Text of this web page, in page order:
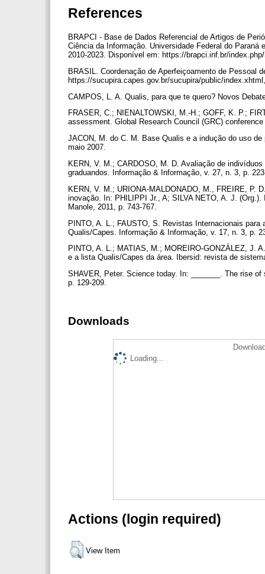
References
BRAPCI - Base de Dados Referencial de Artigos de
Ciência da Informação. Universidade Federal do
2010-2023. Disponível em: https://brapci.inf.br/
BRASIL. Coordenação de Aperfeiçoamento de
https://sucupira.capes.gov.br/sucupira/public/
CAMPOS, L. A. Qualis, para que te quero? Novos
FRASER, C.; NIENALTOWSKI, M.-H.; GOFF, K. P.;
assessment. Global Research Council (GRC)
JACON, M. do C. M. Base Qualis e a indução do uso
maio 2007.
KERN, V. M.; CARDOSO, M. D. Avaliação de
graduandos. Informação & Informação, v. 27, n. 3, p.
KERN, V. M.; URIONA-MALDONADO, M., FREIRE, P.
inovação. In: PHILIPPI Jr., A; SILVA NETO, A. J.
Manole, 2011, p. 743-767.
PINTO, A. L.; FAUSTO, S. Revistas Internacionais
Qualis/Capes. Informação & Informação, v. 17, n. 3, p.
PINTO, A. L.; MATIAS, M.; MOREIRO-GONZÁLEZ, J.
e a lista Qualis/Capes da área. Ibersid: revista de
SHAVER, Peter. Science today. In: _______. The rise
p. 129-209.
Downloads
Loading...
Actions (login required)
View Item